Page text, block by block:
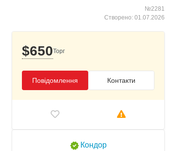
№2281
Створено: 01.07.2026
$650Торг
Повідомлення Контакти
Кондор